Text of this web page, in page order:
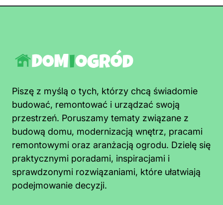
Piszę z myślą o tych, którzy chcą świadomie
budować, remontować i urządzać swoją
przestrzeń. Poruszamy tematy związane z
budową domu, modernizacją wnętrz, pracami
remontowymi oraz aranżacją ogrodu. Dzielę się
praktycznymi poradami, inspiracjami i
sprawdzonymi rozwiązaniami, które ułatwiają
podejmowanie decyzji.